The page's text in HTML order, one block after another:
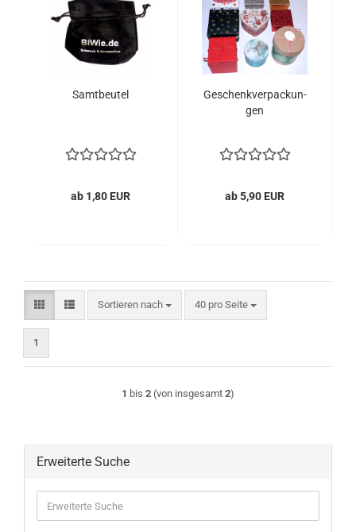
Samt­beu­tel
ab 1,80 EUR
Ge­schenk­ver­pa­ckun­
gen
ab 5,90 EUR
Sortieren nach
Sortieren nach 40 pro Seite
pro Seite
1
1 bis 2 (von insgesamt 2)
Erweiterte Suche
Suche